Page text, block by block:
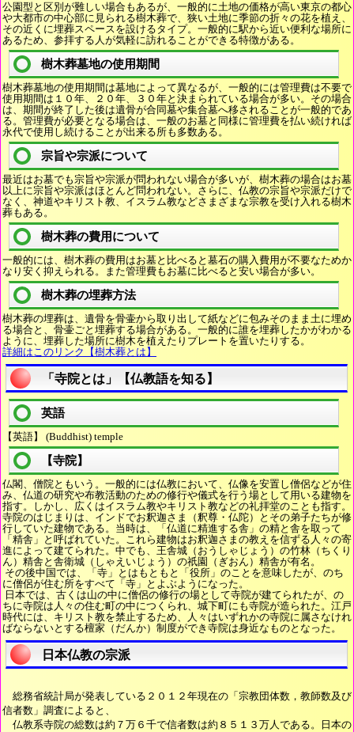
公園型と区別が難しい場合もあるが、一般的に土地の価格が高い東京の都心
や大都市の中心部に見られる樹木葬で、狭い土地に季節の折々の花を植え、
その近くに埋葬スペースを設けるタイプ。一般的に駅から近い便利な場所に
あるため、参拝する人が気軽に訪れることができる特徴がある。
樹木葬墓地の使用期間
樹木葬墓地の使用期間は墓地によって異なるが、一般的には管理費は不要で
使用期間は１０年、２０年、３０年と決まられている場合が多い。その場合
は、期間が終了した後は遺骨が合同墓や集合墓へ移されることが一般的であ
る。管理費が必要となる場合は、一般のお墓と同様に管理費を払い続ければ
永代で使用し続けることが出来る所も多数ある。
宗旨や宗派について
最近はお墓でも宗旨や宗派が問われない場合が多いが、樹木葬の場合はお墓
以上に宗旨や宗派はほとんど問われない。さらに、仏教の宗旨や宗派だけで
なく、神道やキリスト教、イスラム教などさまざまな宗教を受け入れる樹木
葬もある。
樹木葬の費用について
一般的には、樹木葬の費用はお墓と比べると墓石の購入費用が不要なためか
なり安く抑えられる。また管理費もお墓に比べると安い場合が多い。
樹木葬の埋葬方法
樹木葬の埋葬は、遺骨を骨壷から取り出して紙などに包みそのまま土に埋め
る場合と、骨壷ごと埋葬する場合がある。一般的に誰を埋葬したかがわかる
ように、埋葬した場所に樹木を植えたりプレートを置いたりする。
詳細はこのリンク【樹木葬とは】
「寺院とは」【仏教語を知る】
英語
【英語】 (Buddhist) temple
【寺院】
仏閣、僧院ともいう。一般的には仏教において、仏像を安置し僧侶などが住
み、仏道の研究や布教活動のための修行や儀式を行う場として用いる建物を
指す。しかし、広くはイスラム教やキリスト教などの礼拝堂のことも指す。
寺院のはじまりは、インドでお釈迦さま（釈尊・仏陀）とその弟子たちが修
行していた建物である。当時は、「仏道に精進する舎」の精と舎を取って
「精舎」と呼ばれていた。これら建物はお釈迦さまの教えを信ずる人々の寄
進によって建てられた。中でも、王舎城（おうしゃじょう）の竹林（ちくり
ん）精舎と舎衛城（しゃえいじょう）の祇園（ぎおん）精舎が有名。
その後中国では、「寺」とはもともと「役所」のことを意味したが、のち
に僧侶が住む所をすべて「寺」とよぶようになった。
日本では、古くは山の中に僧侶の修行の場として寺院が建てられたが、の
ちに寺院は人々の住む町の中につくられ、城下町にも寺院が造られた。江戸
時代には、キリスト教を禁止するため、人々はいずれかの寺院に属さなけれ
ばならないとする檀家（だんか）制度ができ寺院は身近なものとなった。
日本仏教の宗派
総務省統計局が発表している２０１２年現在の「宗教団体数，教師数及び
信者数」調査によると、
仏教系寺院の総数は約７万６千で信者数は約８５１３万人である。日本の